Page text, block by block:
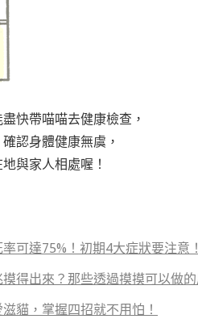
快帶喵喵去健康檢查，
確認身體健康無虞，
與家人相處喔！
率可達75%！初期4大症狀要注意！
摸得出來？那些透過摸摸可以做的
貓，掌握四招就不用怕！